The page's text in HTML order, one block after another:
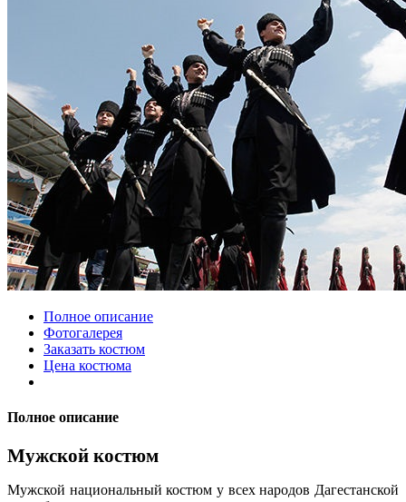
Полное описание
Фотогалерея
Заказать костюм
Цена костюма
Полное описание
Мужской костюм
Мужской национальный костюм у всех народов Дагестанской